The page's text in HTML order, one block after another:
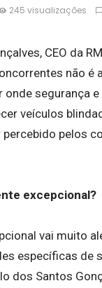
245 visualizações
CEO da
não é
segurança
veículos
pelos
excepcional?
vai muito
específicas de
dos Santos